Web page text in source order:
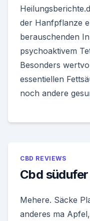
der Hanfpflanze
berauschenden
psychoaktivem
Besonders
essentiellen
noch andere
CBD REVIEWS
Cbd
Mehere. Säcke
anderes ma